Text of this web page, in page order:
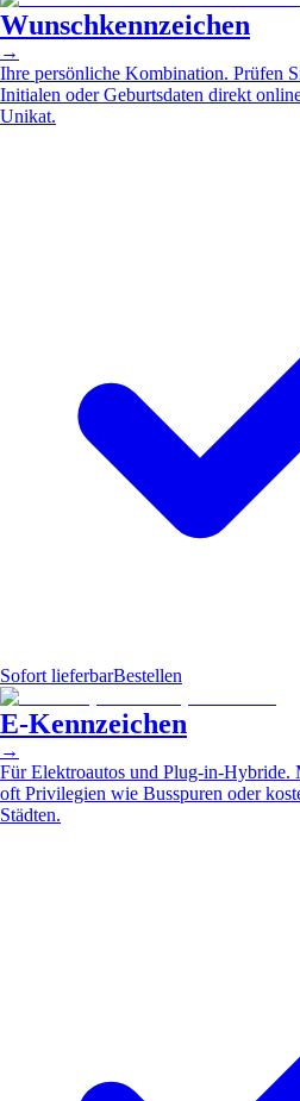
Wunschkennzeichen
→
Ihre persönliche Kombination. Prüfen
Initialen oder Geburtsdaten direkt
Unikat.
Sofort lieferbarBestellen
E-Kennzeichen
→
Für Elektroautos und Plug-in-Hybride.
oft Privilegien wie Busspuren oder
Städten.